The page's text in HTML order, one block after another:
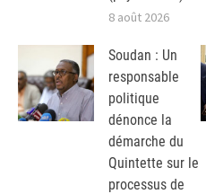
8 août 2026
Soudan : Un
responsable
politique
dénonce la
démarche du
Quintette sur le
processus de